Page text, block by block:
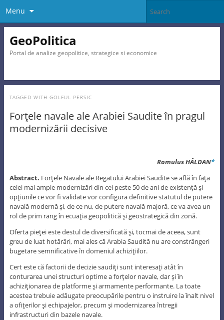
Menu
GeoPolitica
Portal de analize geopolitice, strategice si economice
TAGGED WITH GOLFUL PERSIC
Forţele navale ale Arabiei Saudite în pragul
modernizării decisive
Romulus HÂLDAN*
Abstract. Forţele Navale ale Regatului Arabiei Saudite se află în faţa
celei mai ample modernizări din cei peste 50 de ani de existenţă şi
opţiunile ce vor fi validate vor configura definitive statutul de putere
navală modernă şi, de ce nu, de putere navală majoră, ce va avea un
rol de prim rang în ecuaţia geopolitică şi geostrategică din zonă.
Oferta pieţei este destul de diversificată şi, tocmai de aceea, sunt
greu de luat hotărâri, mai ales că Arabia Saudită nu are constrângeri
bugetare semnificative în domeniul achiziţiilor.
Cert este că factorii de decizie saudiţi sunt interesaţi atât în
conturarea unei structuri optime a forţelor navale, dar şi în
achiziţionarea de platforme şi armamente performante. La toate
acestea trebuie adăugate preocupările pentru o instruire la înalt nivel
a ofiţerilor şi echipajelor, precum şi modernizarea întregii
infrastructuri din bazele navale.